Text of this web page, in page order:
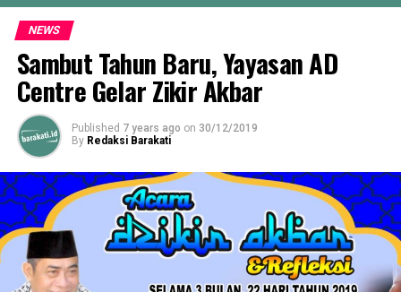
NEWS
Sambut Tahun Baru, Yayasan AD
Centre Gelar Zikir Akbar
Published 7 years ago on 30/12/2019
By Redaksi Barakati